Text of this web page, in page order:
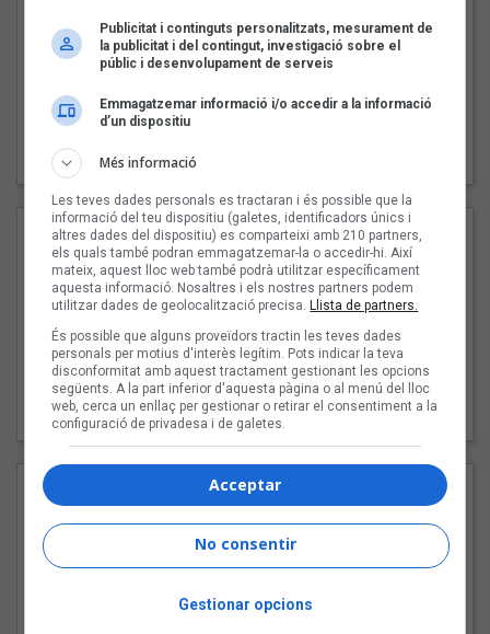
Pep Álvarez amb Joan Muntaner (Xanguito)
"Les cabres"
94 Rules amb Compte
Publicitat i continguts personalitzats, mesurament de
la publicitat i del contingut, investigació sobre el
públic i desenvolupament de serveis
Emmagatzemar informació i/o accedir a la informació
d’un dispositiu
Més informació
Les teves dades personals es tractaran i és possible que la
informació del teu dispositiu (galetes, identificadors únics i
altres dades del dispositiu) es comparteixi amb 210 partners,
els quals també podran emmagatzemar-la o accedir-hi. Així
mateix, aquest lloc web també podrà utilitzar específicament
aquesta informació. Nosaltres i els nostres partners podem
utilitzar dades de geolocalització precisa. Llista de partners.
És possible que alguns proveïdors tractin les teves dades
personals per motius d'interès legítim. Pots indicar la teva
disconformitat amb aquest tractament gestionant les opcions
següents. A la part inferior d'aquesta pàgina o al menú del lloc
web, cerca un enllaç per gestionar o retirar el consentiment a la
configuració de privadesa i de galetes.
Acceptar
No consentir
Gestionar opcions